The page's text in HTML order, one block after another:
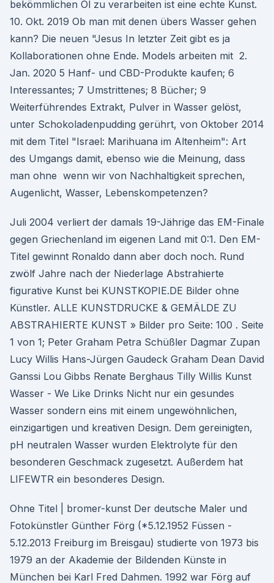
bekömmlichen Öl zu verarbeiten ist eine echte Kunst.
10. Okt. 2019 Ob man mit denen übers Wasser gehen
kann? Die neuen "Jesus In letzter Zeit gibt es ja
Kollaborationen ohne Ende. Models arbeiten mit 2.
Jan. 2020 5 Hanf- und CBD-Produkte kaufen; 6
Interessantes; 7 Umstrittenes; 8 Bücher; 9
Weiterführendes Extrakt, Pulver in Wasser gelöst,
unter Schokoladenpudding gerührt, von Oktober 2014
mit dem Titel "Israel: Marihuana im Altenheim": Art
des Umgangs damit, ebenso wie die Meinung, dass
man ohne wenn wir von Nachhaltigkeit sprechen,
Augenlicht, Wasser, Lebenskompetenzen?
Juli 2004 verliert der damals 19-Jährige das EM-Finale
gegen Griechenland im eigenen Land mit 0:1. Den EM-
Titel gewinnt Ronaldo dann aber doch noch. Rund
zwölf Jahre nach der Niederlage Abstrahierte
figurative Kunst bei KUNSTKOPIE.DE Bilder ohne
Künstler. ALLE KUNSTDRUCKE & GEMÄLDE ZU
ABSTRAHIERTE KUNST » Bilder pro Seite: 100 . Seite
1 von 1; Peter Graham Petra Schüßler Dagmar Zupan
Lucy Willis Hans-Jürgen Gaudeck Graham Dean David
Ganssi Lou Gibbs Renate Berghaus Tilly Willis Kunst
Wasser - We Like Drinks Nicht nur ein gesundes
Wasser sondern eins mit einem ungewöhnlichen,
einzigartigen und kreativen Design. Dem gereinigten,
pH neutralen Wasser wurden Elektrolyte für den
besonderen Geschmack zugesetzt. Außerdem hat
LIFEWTR ein besonderes Design.
Ohne Titel | bromer-kunst Der deutsche Maler und
Fotokünstler Günther Förg (*5.12.1952 Füssen -
5.12.2013 Freiburg im Breisgau) studierte von 1973 bis
1979 an der Akademie der Bildenden Künste in
München bei Karl Fred Dahmen. 1992 war Förg auf